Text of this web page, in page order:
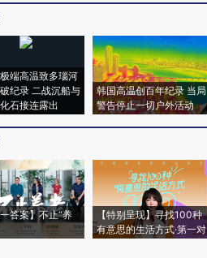
端高温致多瑙河
纪录 二战沉船与
石接连露出
韩国高温创百年纪录 当局
警告停止一切户外活动
答案】不止“养
【特别呈现】寻找100种
有意思的生活方式·第一对